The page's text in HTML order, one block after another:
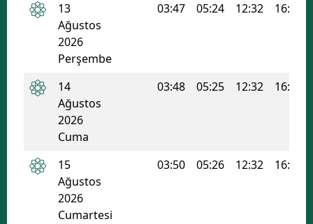
13
Ağustos
2026
Perşembe
03:47 05:24 12:32 16:21
14
Ağustos
2026
Cuma
03:48 05:25 12:32 16:21
15
Ağustos
2026
Cumartesi
03:50 05:26 12:32 16:20